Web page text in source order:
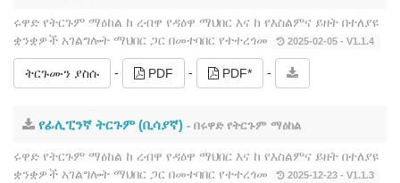
ሩዋድ የትርጉም ማዕከል ከ ረብዋ የዳዕዋ ማህበር እና ከ የእስልምና ይዘት በተለያዩ
ቋንቋዎች አገልግሎት ማህበር ጋር በመተባበር የተተረጎመ
2025-02-05 - V1.1.4
ትርጉሙን ያስሱ - PDF - PDF* -
የፊሊፒንኛ ትርጉም (ቢሳያኛ) - በሩዋድ የትርጉም ማዕከል
ሩዋድ የትርጉም ማዕከል ከ ረብዋ የዳዕዋ ማህበር እና ከ የእስልምና ይዘት በተለያዩ
ቋንቋዎች አገልግሎት ማህበር ጋር በመተባበር የተተረጎመ
2025-12-23 - V1.1.3